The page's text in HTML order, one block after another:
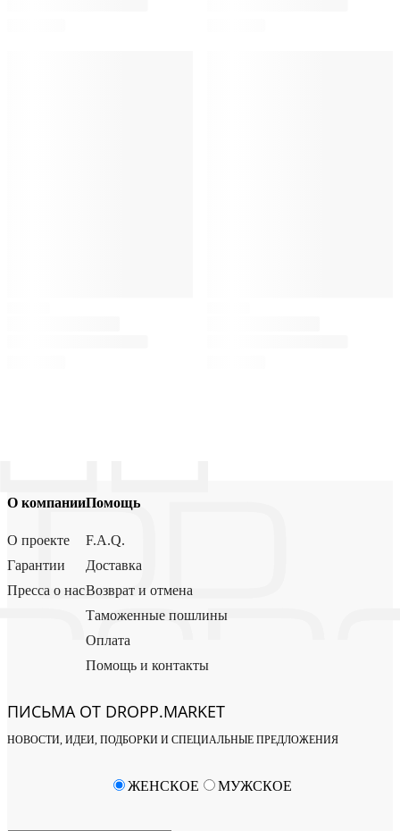
О компании
О проекте
Гарантии
Пресса о нас
Помощь
F.A.Q.
Доставка
Возврат и отмена
Таможенные пошлины
Оплата
Помощь и контакты
ПИСЬМА ОТ DROPP.MARKET
НОВОСТИ, ИДЕИ, ПОДБОРКИ И СПЕЦИАЛЬНЫЕ ПРЕДЛОЖЕНИЯ
ЖЕНСКОЕ МУЖСКОЕ